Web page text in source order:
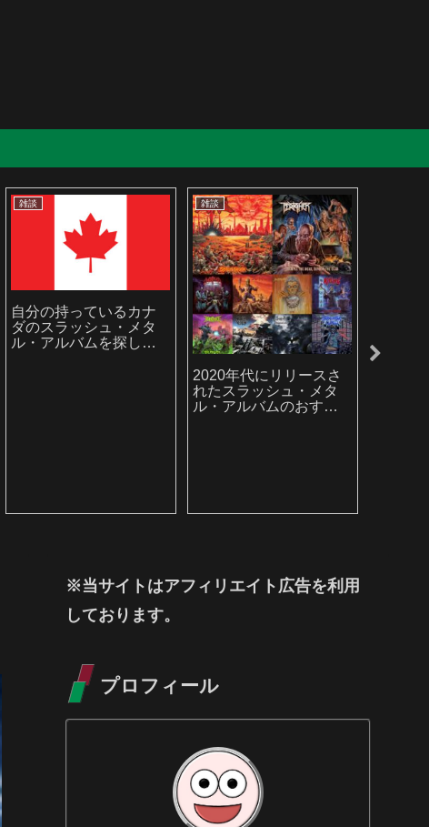
雑談
自分の持っているカナ
ダのスラッシュ・メタ
ル・アルバムを探して
雑談
2020年代にリリースさ
れたスラッシュ・メタ
ル・アルバムのおすす
※当サイトはアフィリエイト広告を利用
しております。
プロフィール